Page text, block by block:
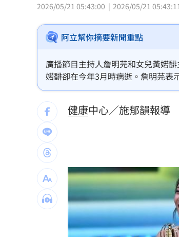
下週台股能否突破反壓？專
律師詐慈濟仍接機BNT 同框
託付360萬存款！兒1原因
女星授權AI短劇 「裙下仰
姜厚任女友稱學歷「3碩1博
工會風波擴大 許常德再嗆
台灣彩券開獎直播中 20:31
2026/05/21 05:43:00
2026/05/21 05:43:11
阿立幫你摘要新聞重點
廣播節目主持人詹明芫和女兒黃婼
婼馡卻在今年3月時病逝。詹明芫表
吳昌騰指出，「急性壞死性腦病」
警覺。
健康中心／施郁韻報導